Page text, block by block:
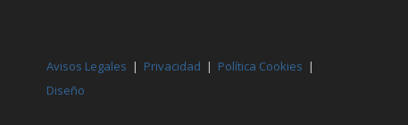
Avisos Legales | Privacidad | Política Cookies |
Diseño